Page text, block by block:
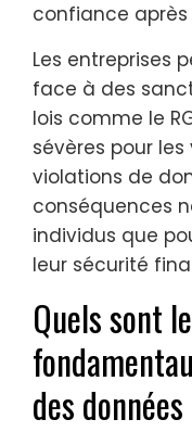
confiance
Les entreprises
face à des
lois comme le
sévères pour les
violations de
conséquences
individus que
leur sécurité
Quels sont
des